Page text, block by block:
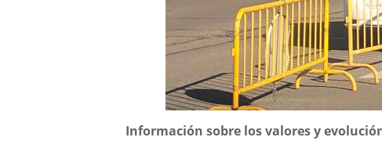
Descripción
Información sobre los valores y